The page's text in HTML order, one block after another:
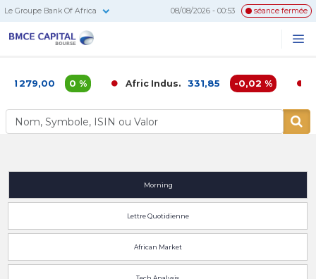
Le Groupe Bank Of Africa 08/08/2026 - 00:53 séance fermée
1 279,00 0 % Afric Indus. 331,85 -0,02 %
Morning
Lettre Quotidienne
African Market